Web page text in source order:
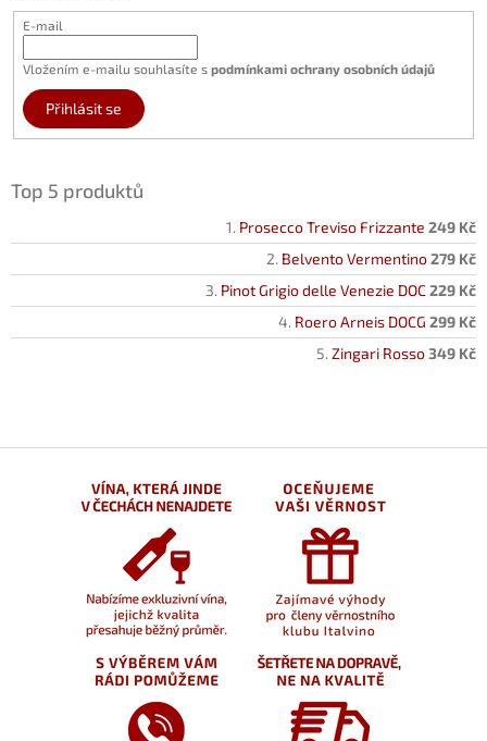
E-mail
Vložením e-mailu souhlasíte s podmínkami ochrany osobních údajů
Přihlásit se
Top 5 produktů
Prosecco Treviso Frizzante 249 Kč
Belvento Vermentino279 Kč
Pinot Grigio delle Venezie DOC229 Kč
Roero Arneis DOCG 299 Kč
Zingari Rosso349 Kč